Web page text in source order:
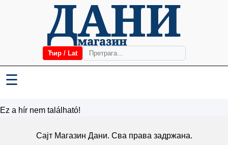
Ћир / Lat
☰
Ez a hír nem található!
Сајт Магазин Дани. Сва права задржана.